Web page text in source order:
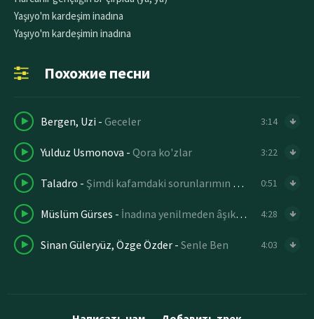
Yaşıyo'm kardeşim inadına
Yaşıyo'm kardeşimin inadına
Похожие песни
Bergen, Uzi - Geceler 3:14
Yulduz Usmonova - Qora ko'zlar 3:22
Taladro - Şimdi kafamdaki sorunlarımın hepsini bir kesecem 0:51
Müslüm Gürses - İnadına yenilmeden âşık olmadan gel 4:28
Sinan Güleryüz, Özge Özder - Senle Ben 4:03